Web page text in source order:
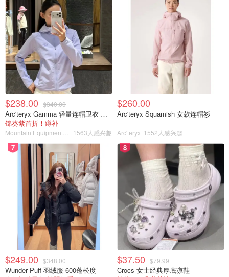
$238.00 $340.00
Arc'teryx Gamma 轻量连帽卫衣 女款
锦葵紫首折！蹲补
1563人感兴趣
$260.00
Arc'teryx Squamish 女款连帽衫
Arc'teryx 1552人感兴趣
7
$249.00 $348.00
Wunder Puff 羽绒服 600蓬松度
8
$37.50 $79.99
Crocs 女士经典厚底凉鞋